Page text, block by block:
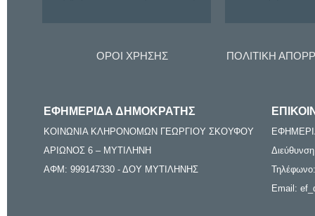
ΟΡΟΙ ΧΡΗΣΗΣ ΠΟΛΙΤΙΚΗ
ΕΦΗΜΕΡΙΔΑ ΔΗΜΟΚΡΑΤΗΣ
ΚΟΙΝΩΝΙΑ ΚΛΗΡΟΝΟΜΩΝ ΓΕΩΡΓΙΟΥ ΣΚΟΥΦΟΥ
ΑΡΙΩΝΟΣ 6 – ΜΥΤΙΛΗΝΗ
ΑΦΜ: 999147330 - ΔΟΥ ΜΥΤΙΛΗΝΗΣ
Email: